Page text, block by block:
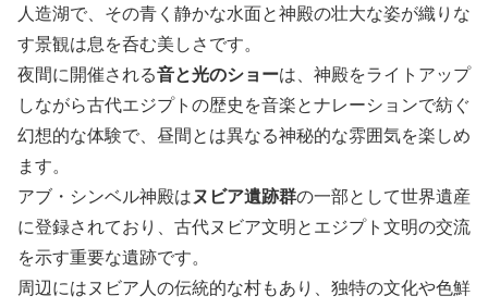
人造湖で、その青く静かな水面と神殿の壮大な姿が織りな
す景観は息を呑む美しさです。
夜間に開催される音と光のショーは、神殿をライトアップ
しながら古代エジプトの歴史を音楽とナレーションで紡ぐ
幻想的な体験で、昼間とは異なる神秘的な雰囲気を楽しめ
ます。
アブ・シンベル神殿は ヌビア遺跡群の一部として世界遺産
に登録されており、古代ヌビア文明とエジプト文明の交流
を示す重要な遺跡です。
周辺にはヌビア人の伝統的な村もあり、独特の文化や色鮮